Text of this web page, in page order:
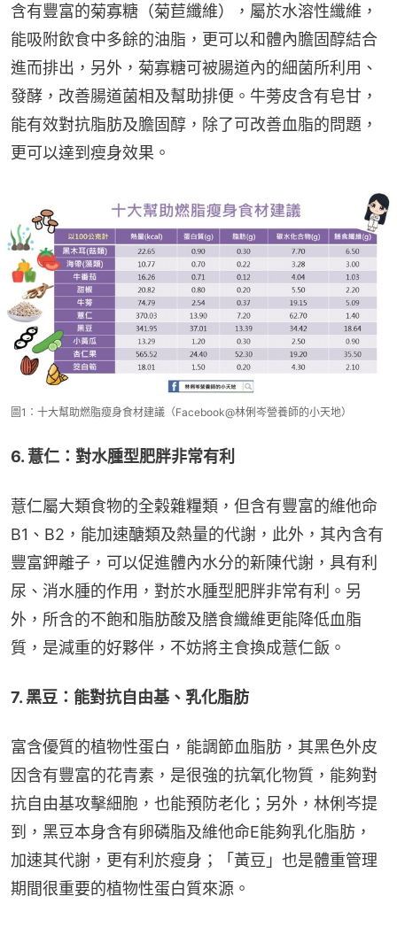
含有豐富的菊寡糖（菊苣纖維），屬於水溶性纖維，
能吸附飲食中多餘的油脂，更可以和體內膽固醇結合
進而排出，另外，菊寡糖可被腸道內的細菌所利用、
發酵，改善腸道菌相及幫助排便。牛蒡皮含有皂甘，
能有效對抗脂肪及膽固醇，除了可改善血脂的問題，
更可以達到瘦身效果。
圖1：十大幫助燃脂瘦身食材建議（Facebook@林俐岑營養師的小天地）
6. 薏仁：對水腫型肥胖非常有利
薏仁屬大類食物的全榖雜糧類，但含有豐富的維他命
B1、B2，能加速醣類及熱量的代謝，此外，其內含有
豐富鉀離子，可以促進體內水分的新陳代謝，具有利
尿、消水腫的作用，對於水腫型肥胖非常有利。另
外，所含的不飽和脂肪酸及膳食纖維更能降低血脂
質，是減重的好夥伴，不妨將主食換成薏仁飯。
7. 黑豆：能對抗自由基、乳化脂肪
富含優質的植物性蛋白，能調節血脂肪，其黑色外皮
因含有豐富的花青素，是很強的抗氧化物質，能夠對
抗自由基攻擊細胞，也能預防老化；另外，林俐岑提
到，黑豆本身含有卵磷脂及維他命E能夠乳化脂肪，
加速其代謝，更有利於瘦身；「黃豆」也是體重管理
期間很重要的植物性蛋白質來源。